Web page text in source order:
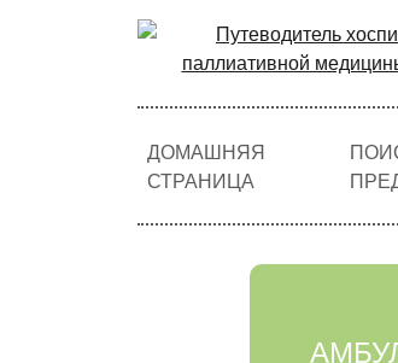
ДОМАШНЯЯ
СТРАНИЦА